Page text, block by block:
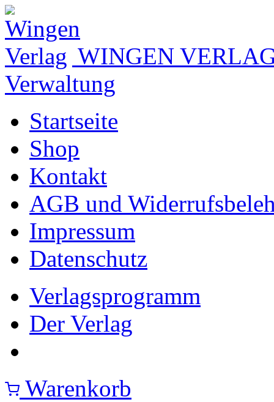
WINGEN
Verwaltung
Startseite
Shop
Kontakt
AGB und
Impressum
Datenschutz
Verlagsprogramm
Der Verlag
Warenkorb